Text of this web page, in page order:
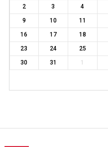
2
3 4
9
10 11
16
17 18
23
24 25
30
31 1